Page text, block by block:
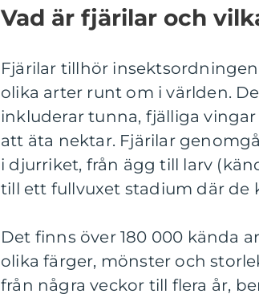
Vad är fjärilar och
Fjärilar tillhör
olika arter runt om i världen.
inkluderar tunna, fjälliga
att äta nektar. Fjärilar
i djurriket, från ägg till larv
till ett fullvuxet stadium där de
Det finns över 180 000 kända
olika färger, mönster och
från några veckor till flera år,